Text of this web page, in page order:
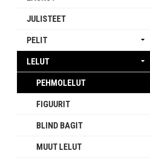
JULISTEET
PELIT
LELUT
PEHMOLELUT
FIGUURIT
BLIND BAGIT
MUUT LELUT